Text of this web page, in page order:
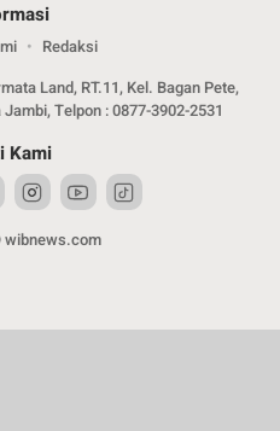
Redaksi
Land, RT.11, Kel. Bagan Pete,
Telpon : 0877-3902-2531
Kami